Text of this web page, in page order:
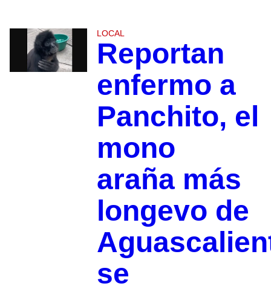
LOCAL
Reportan
enfermo a
Panchito, el
mono
araña más
longevo de
se